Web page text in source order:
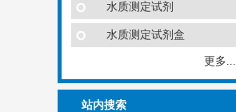
水质测定试剂
水质测定试剂盒
更多...
站内搜索